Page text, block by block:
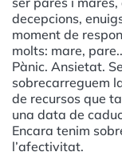
decepcions,
moment de
molts: mare,
Pànic. Ansietat.
sobrecarreguem
de recursos que
una data de
Encara tenim
l’afectivitat.